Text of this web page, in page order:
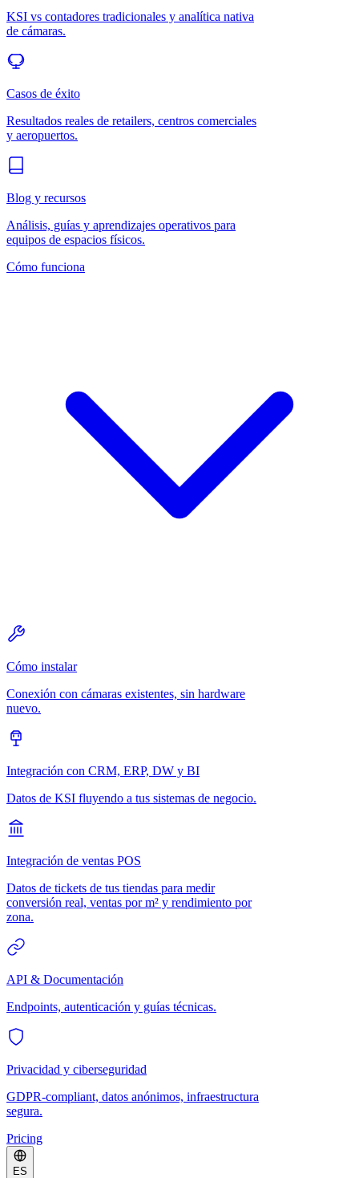
KSI vs contadores tradicionales y analítica nativa
de cámaras.
Casos de éxito
Resultados reales de retailers, centros comerciales
y aeropuertos.
Blog y recursos
Análisis, guías y aprendizajes operativos para
equipos de espacios físicos.
Cómo funciona
Cómo instalar
Conexión con cámaras existentes, sin hardware
nuevo.
Integración con CRM, ERP, DW y BI
Datos de KSI fluyendo a tus sistemas de negocio.
Integración de ventas POS
Datos de tickets de tus tiendas para medir
conversión real, ventas por m² y rendimiento por
zona.
API & Documentación
Endpoints, autenticación y guías técnicas.
Privacidad y ciberseguridad
GDPR-compliant, datos anónimos, infraestructura
segura.
Pricing
ES